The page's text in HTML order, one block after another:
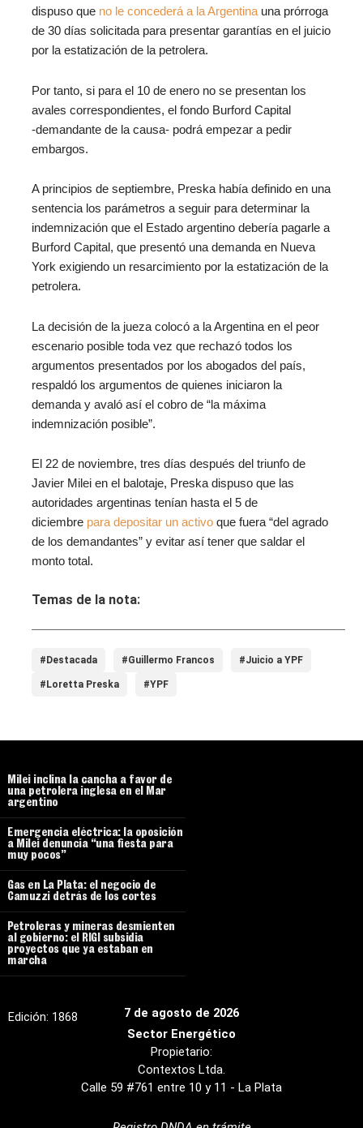
dispuso que no le concederá a la Argentinauna prórroga
de 30 días solicitada para presentar garantías en el juicio
por la estatización de la petrolera.
Por tanto, si para el 10 de enero no se presentan los
avales correspondientes, el fondo Burford Capital
‑demandante de la causa- podrá empezar a pedir
embargos.
A principios de septiembre, Preska había definido en una
sentencia los parámetros a seguir para determinar la
indemnización que el Estado argentino debería pagarle a
Burford Capital, que presentó una demanda en Nueva
York exigiendo un resarcimiento por la estatización de la
petrolera.
La decisión de la jueza colocó a la Argentina en el peor
escenario posible toda vez que rechazó todos los
argumentos presentados por los abogados del país,
respaldó los argumentos de quienes iniciaron la
demanda y avaló así el cobro de “la máxima
indemnización posible”.
El 22 de noviembre, tres días después del triunfo de
Javier Milei en el balotaje, Preska dispuso que las
autoridades argentinas tenían hasta el 5 de
diciembre para depositar un activoque fuera “del agrado
de los demandantes” y evitar así tener que saldar el
monto total.
Temas de la nota:
#Destacada #Guillermo Francos #Juicio a YPF
#Loretta Preska #YPF
7 de agosto de 2026
Edición: 1868
Sector Energético
Propietario:
Contextos Ltda.
Calle 59 #761 entre 10 y 11 - La Plata
Milei inclina la cancha a favor de
una petrolera inglesa en el Mar
argentino
Emergencia eléctrica: la oposición
a Milei denuncia “una fiesta para
muy pocos”
Gas en La Plata: el negocio de
Camuzzi detrás de los cortes
Petroleras y mineras desmienten
al gobierno: el RIGI subsidia
proyectos que ya estaban en
marcha